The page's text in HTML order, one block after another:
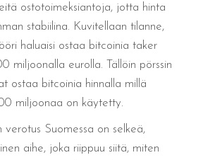
ostotoimeksiantoja, jotta hinta
stabiilina. Kuvitellaan tilanne,
haluaisi ostaa bitcoinia taker
miljoonalla eurolla. Tällöin pörssin
ostaa bitcoinia hinnalla millä
miljoonaa on käytetty.
Suomessa on selkeä,
aihe, joka riippuu siitä, miten